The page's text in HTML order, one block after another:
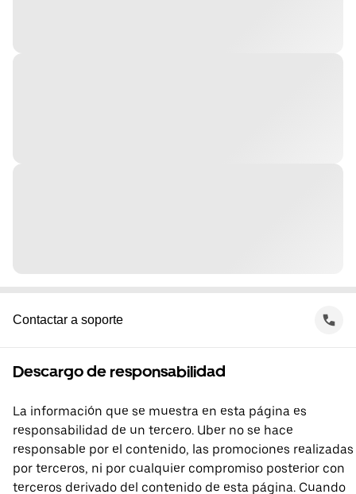
Contactar a soporte
Descargo de responsabilidad
La información que se muestra en esta página es
responsabilidad de un tercero. Uber no se hace
responsable por el contenido, las promociones realizadas
por terceros, ni por cualquier compromiso posterior con
terceros derivado del contenido de esta página. Cuando